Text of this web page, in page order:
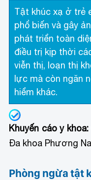
Tật khúc xạ ở trẻ
phổ biến và gây
phát triển toàn
điều trị kịp thời
viễn thị, loạn thị
lực mà còn ngăn
hiểm khác.
Khuyến cáo y khoa:
Đa khoa Phương
Phòng ngừa tật